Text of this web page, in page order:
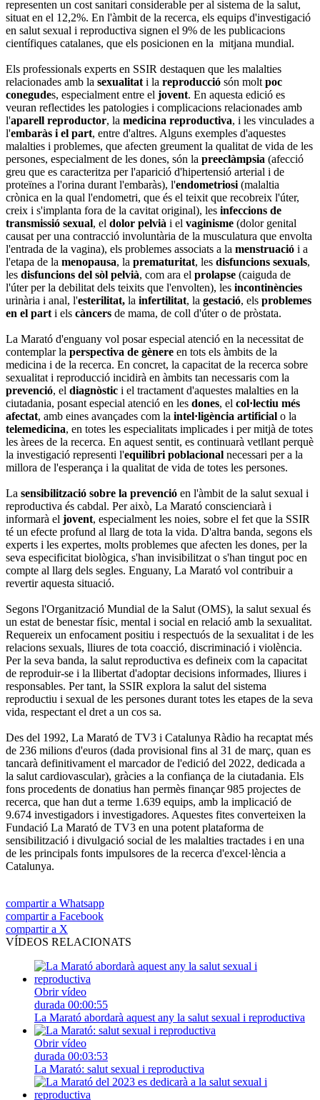
representen un cost sanitari considerable per al sistema de la salut,
situat en el 12,2%. En l'àmbit de la recerca, els equips d'investigació
en salut sexual i reproductiva signen el 9% de les publicacions
científiques catalanes, que els posicionen en la mitjana mundial.
Els professionals experts en SSIR destaquen que les malalties
relacionades amb la sexualitat i la reproducció són molt poc
conegudes, especialment entre el jovent. En aquesta edició es
veuran reflectides les patologies i complicacions relacionades amb
l'aparell reproductor, la medicina reproductiva, i les vinculades a
l'embaràs i el part, entre d'altres. Alguns exemples d'aquestes
malalties i problemes, que afecten greument la qualitat de vida de les
persones, especialment de les dones, són la preeclàmpsia (afecció
greu que es caracteritza per l'aparició d'hipertensió arterial i de
proteïnes a l'orina durant l'embaràs), l'endometriosi (malaltia
crònica en la qual l'endometri, que és el teixit que recobreix l'úter,
creix i s'implanta fora de la cavitat original), les infeccions de
transmissió sexual, el dolor pelvià i el vaginisme (dolor genital
causat per una contracció involuntària de la musculatura que envolta
l'entrada de la vagina), els problemes associats a la menstruació i a
l'etapa de la menopausa, la prematuritat, les disfuncions sexuals,
les disfuncions del sòl pelvià, com ara el prolapse (caiguda de
l'úter per la debilitat dels teixits que l'envolten), les incontinències
urinària i anal, l'esterilitat, la infertilitat, la gestació, els problemes
en el part i els càncers de mama, de coll d'úter o de pròstata.
La Marató d'enguany vol posar especial atenció en la necessitat de
contemplar la perspectiva de gènere en tots els àmbits de la
medicina i de la recerca. En concret, la capacitat de la recerca sobre
sexualitat i reproducció incidirà en àmbits tan necessaris com la
prevenció, el diagnòstic i el tractament d'aquestes malalties en la
ciutadania, posant especial atenció en les dones, el col·lectiu més
afectat, amb eines avançades com la intel·ligència artificial o la
telemedicina, en totes les especialitats implicades i per mitjà de totes
les àrees de la recerca. En aquest sentit, es continuarà vetllant perquè
la investigació representi l'equilibri poblacional necessari per a la
millora de l'esperança i la qualitat de vida de totes les persones.
La sensibilització sobre la prevenció en l'àmbit de la salut sexual i
reproductiva és cabdal. Per això, La Marató conscienciarà i
informarà el jovent, especialment les noies, sobre el fet que la SSIR
té un efecte profund al llarg de tota la vida. D'altra banda, segons els
experts i les expertes, molts problemes que afecten les dones, per la
seva especificitat biològica, s'han invisibilitzat o s'han tingut poc en
compte al llarg dels segles. Enguany, La Marató vol contribuir a
revertir aquesta situació.
Segons l'Organització Mundial de la Salut (OMS), la salut sexual és
un estat de benestar físic, mental i social en relació amb la sexualitat.
Requereix un enfocament positiu i respectuós de la sexualitat i de les
relacions sexuals, lliures de tota coacció, discriminació i violència.
Per la seva banda, la salut reproductiva es defineix com la capacitat
de reproduir-se i la llibertat d'adoptar decisions informades, lliures i
responsables. Per tant, la SSIR explora la salut del sistema
reproductiu i sexual de les persones durant totes les etapes de la seva
vida, respectant el dret a un cos sa.
Des del 1992, La Marató de TV3 i Catalunya Ràdio ha recaptat més
de 236 milions d'euros (dada provisional fins al 31 de març, quan es
tancarà definitivament el marcador de l'edició del 2022, dedicada a
la salut cardiovascular), gràcies a la confiança de la ciutadania. Els
fons procedents de donatius han permès finançar 985 projectes de
recerca, que han dut a terme 1.639 equips, amb la implicació de
9.674 investigadors i investigadores. Aquestes fites converteixen la
Fundació La Marató de TV3 en una potent plataforma de
sensibilització i divulgació social de les malalties tractades i en una
de les principals fonts impulsores de la recerca d'excel·lència a
Catalunya.
compartir a Whatsapp
compartir a Facebook
compartir a X
VÍDEOS RELACIONATS
Obrir vídeo
durada 00:00:55
La Marató abordarà aquest any la salut sexual i reproductiva
Obrir vídeo
durada 00:03:53
La Marató: salut sexual i reproductiva